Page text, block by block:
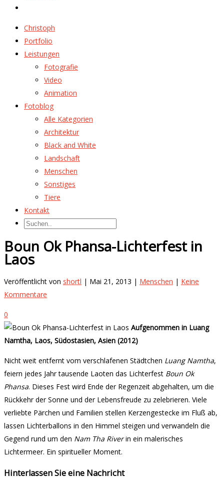
Christoph
Portfolio
Leistungen
Fotografie
Video
Animation
Fotoblog
Alle Kategorien
Architektur
Black and White
Landschaft
Menschen
Sonstiges
Tiere
Kontakt
Boun Ok Phansa-Lichterfest in
Laos
Veröffentlicht von shortl | Mai 21, 2013 | Menschen | Keine
Kommentare
0
Aufgenommen in Luang
Namtha, Laos, Südostasien, Asien (2012)
Nicht weit entfernt vom verschlafenen Städtchen Luang Namtha,
feiern jedes Jahr tausende Laoten das Lichterfest Boun Ok
Phansa. Dieses Fest wird Ende der Regenzeit abgehalten, um die
Rückkehr der Sonne und der Lebensfreude zu zelebrieren. Viele
verliebte Pärchen und Familien stellen Kerzengestecke im Fluß ab,
lassen Lichterballons in den Himmel steigen und verwandeln die
Gegend rund um den Nam Tha Riverin ein malerisches
Lichtermeer. Ein spiritueller Moment.
Hinterlassen Sie eine Nachricht